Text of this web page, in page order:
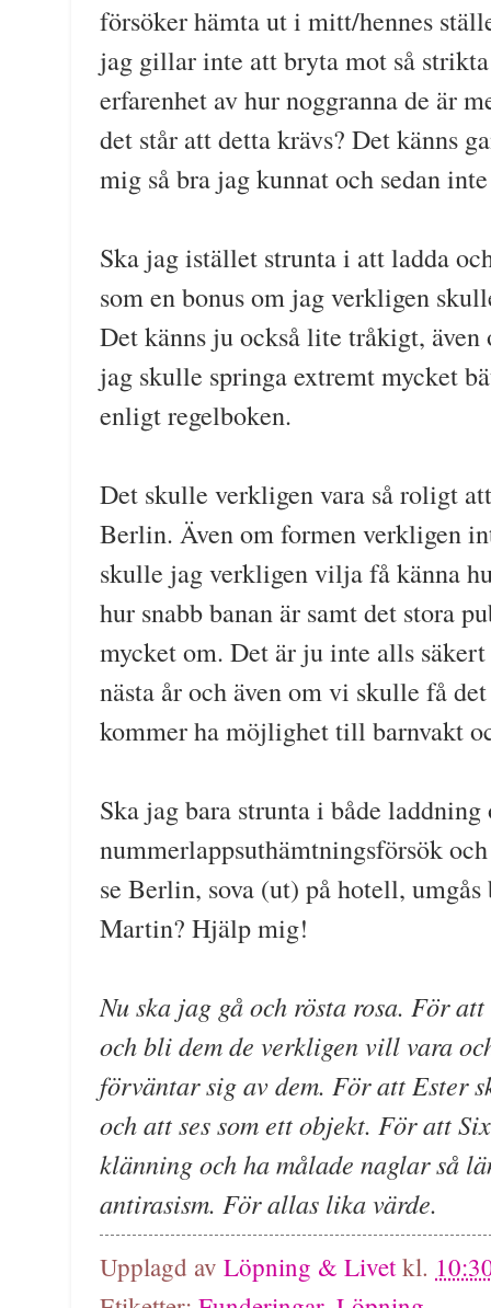
försöker hämta ut i mitt/hennes
jag gillar inte att bryta mot så
erfarenhet av hur noggranna de är
det står att detta krävs? Det känns
mig så bra jag kunnat och sedan
Ska jag istället strunta i att ladda
som en bonus om jag verkligen
Det känns ju också lite tråkigt,
jag skulle springa extremt mycket
enligt regelboken.
Det skulle verkligen vara så roligt
Berlin. Även om formen verkligen
skulle jag verkligen vilja få känna
hur snabb banan är samt det stora
mycket om. Det är ju inte alls
nästa år och även om vi skulle få
kommer ha möjlighet till barnvakt
Ska jag bara strunta i både laddning
nummerlappsuthämtningsförsök
se Berlin, sova (ut) på hotell,
Martin? Hjälp mig!
Nu ska jag gå och rösta rosa. För
och bli dem de verkligen vill vara
förväntar sig av dem. För att Ester
och att ses som ett objekt. För att
klänning och ha målade naglar så
antirasism. För allas lika värde.
Upplagd av Löpning & Livet kl.